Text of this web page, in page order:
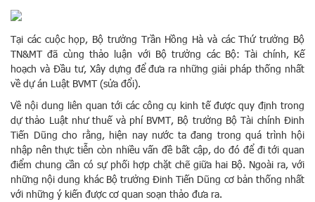
Tại các cuộc họp, Bộ trưởng Trần Hồng Hà và các Thứ trưởng Bộ
TN&MT đã cùng thảo luận với Bộ trưởng các Bộ: Tài chính, Kế
hoạch và Đầu tư, Xây dựng để đưa ra những giải pháp thống nhất
về dự án Luật BVMT (sửa đổi).
Về nội dung liên quan tới các công cụ kinh tế được quy định trong
dự thảo Luật như thuế và phí BVMT, Bộ trưởng Bộ Tài chính Đinh
Tiến Dũng cho rằng, hiện nay nước ta đang trong quá trình hội
nhập nên thực tiễn còn nhiều vấn đề bất cập, do đó để đi tới quan
điểm chung cần có sự phối hợp chặt chẽ giữa hai Bộ. Ngoài ra, với
những nội dung khác Bộ trưởng Đinh Tiến Dũng cơ bản thống nhất
với những ý kiến được cơ quan soạn thảo đưa ra.